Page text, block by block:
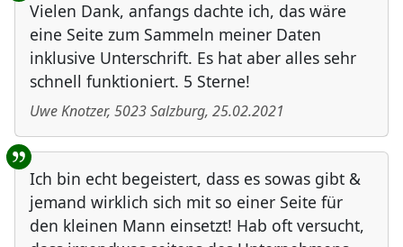
Vielen Dank, anfangs dachte ich, das wäre
eine Seite zum Sammeln meiner Daten
inklusive Unterschrift. Es hat aber alles sehr
schnell funktioniert. 5 Sterne!
Uwe Knotzer, 5023Salzburg, 25.02.2021
Ich bin echt begeistert, dass es sowas gibt &
jemand wirklich sich mit so einer Seite für
den kleinen Mann einsetzt! Hab oft versucht,